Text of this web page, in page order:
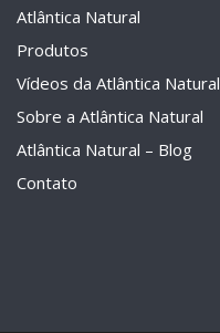
Atlântica Natural
Produtos
Vídeos da Atlântica Natural
Sobre a Atlântica Natural
Atlântica Natural – Blog
Contato